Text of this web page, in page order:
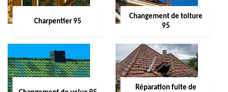
Charpentier 95
Changement de toiture
95
Réparation fuite de